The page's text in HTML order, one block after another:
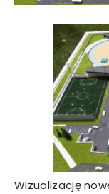
Wizualizację